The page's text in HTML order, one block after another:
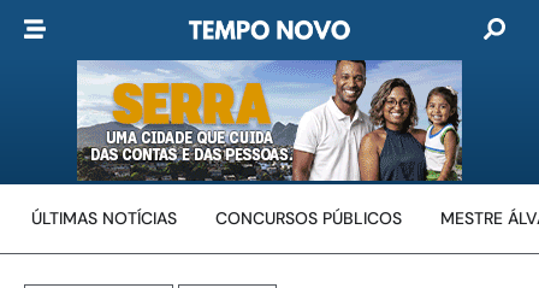
ÚLTIMAS NOTÍCIAS CONCURSOS PÚBLICOS MESTRE